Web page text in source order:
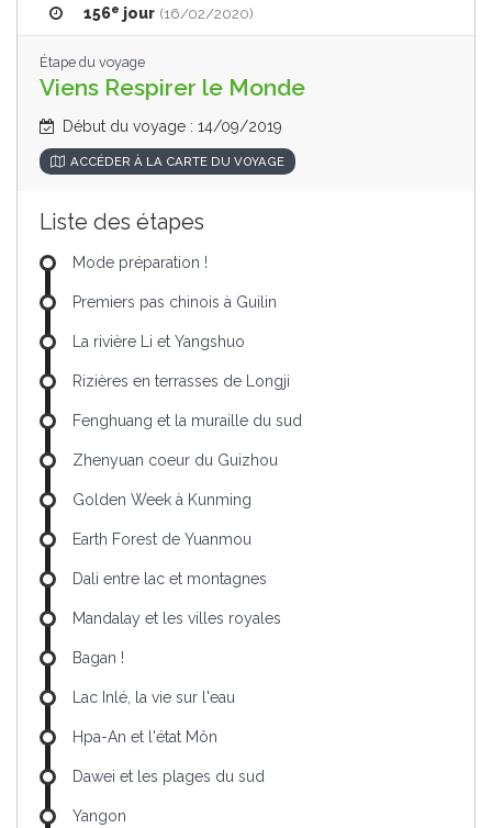
156e jour (16/02/2020)
Étape du voyage
Viens Respirer le Monde
Début du voyage : 14/09/2019
ACCÉDER À LA CARTE DU VOYAGE
Liste des étapes
Mode préparation !
Premiers pas chinois à Guilin
La rivière Li et Yangshuo
Rizières en terrasses de Longji
Fenghuang et la muraille du sud
Zhenyuan coeur du Guizhou
Golden Week à Kunming
Earth Forest de Yuanmou
Dali entre lac et montagnes
Mandalay et les villes royales
Bagan !
Lac Inlé, la vie sur l'eau
Hpa-An et l'état Môn
Dawei et les plages du sud
Yangon